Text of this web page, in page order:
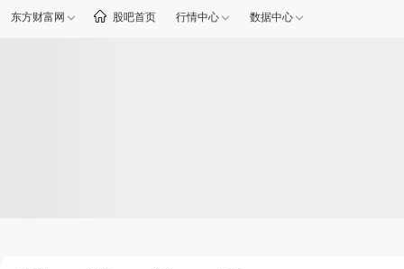
东方财富网 股吧首页 行情中心 数据中心